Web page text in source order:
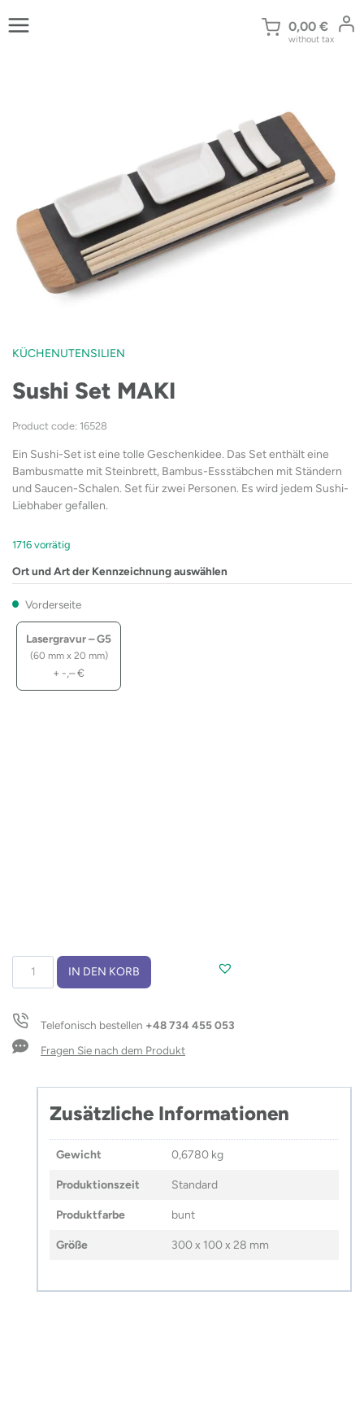
Inhalt
0,00 €
without tax
KÜCHENUTENSILIEN
Sushi Set MAKI
Product code: 16528
Ein Sushi-Set ist eine tolle Geschenkidee. Das Set enthält eine
Bambusmatte mit Steinbrett, Bambus-Essstäbchen mit Ständern
und Saucen-Schalen. Set für zwei Personen. Es wird jedem Sushi-
Liebhaber gefallen.
1716 vorrätig
Ort und Art der Kennzeichnung auswählen
Vorderseite
Lasergravur – G5
(60 mm x 20 mm)
+ -,–€
Menge
IN DEN KORB
Telefonisch bestellen +48 734 455 053
Fragen Sie nach dem Produkt
Zusätzliche Informationen
Gewicht 0,6780 kg
Produktionszeit Standard
Produktfarbe bunt
Größe 300 x 100 x 28 mm